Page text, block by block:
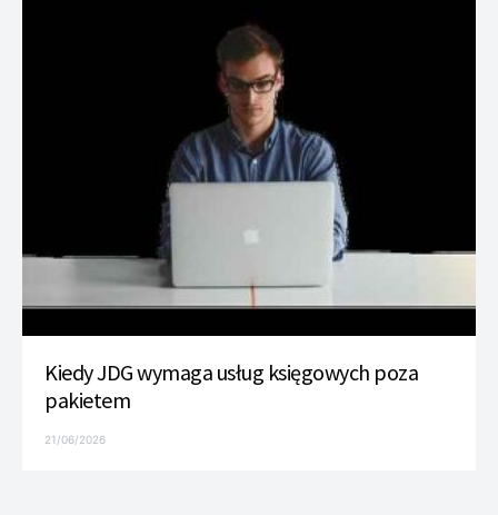
Kiedy JDG wymaga usług księgowych poza
pakietem
21/06/2026